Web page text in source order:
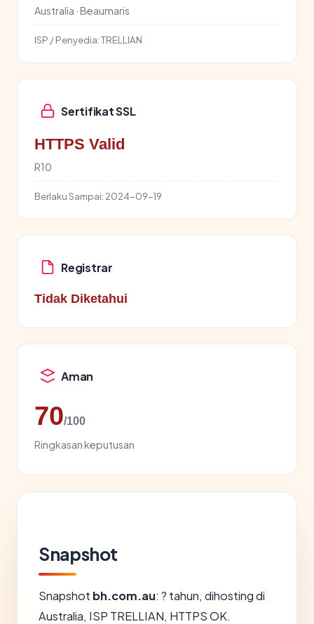
Australia · Beaumaris
ISP / Penyedia:TRELLIAN
Sertifikat SSL
HTTPS Valid
R10
Berlaku Sampai: 2024-09-19
Registrar
Tidak Diketahui
Aman
70/100
Ringkasan keputusan
Snapshot
Snapshot bh.com.au: ? tahun, dihosting di
Australia, ISP TRELLIAN, HTTPS OK.